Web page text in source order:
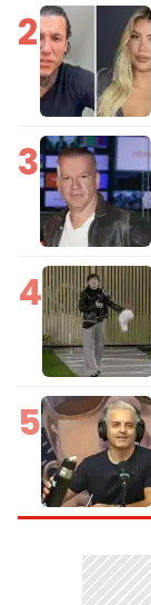
2
3
4
5